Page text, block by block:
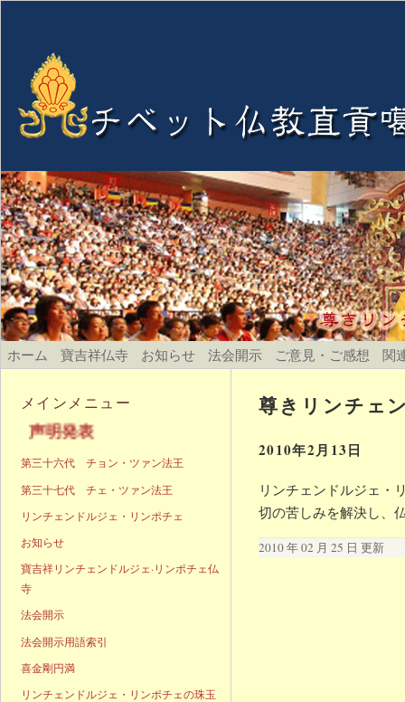
ホーム 寶吉祥仏寺 お知らせ 法会開示 ご意見・ご感想 関
尊きリンチェ
2010年2月13日
リンチェンドルジェ・
切の苦しみを解決し、
2010 年 02 月 25 日 更新
メインメニュー
明発表
第三十六代 チョン・ツァン法王
第三十七代 チェ・ツァン法王
リンチェンドルジェ・リンポチェ
お知らせ
寶吉祥リンチェンドルジェ·リンポチェ仏
寺
法会開示
法会開示用語索引
喜金剛円満
リンチェンドルジェ・リンポチェの珠玉